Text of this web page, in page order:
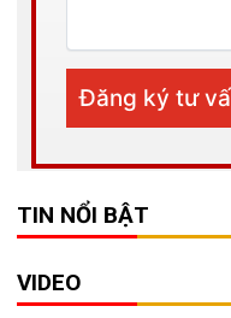
TIN NỔI BẬT
VIDEO